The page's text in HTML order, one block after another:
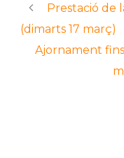
Prestació de
(dimarts 17 març)
Ajornament